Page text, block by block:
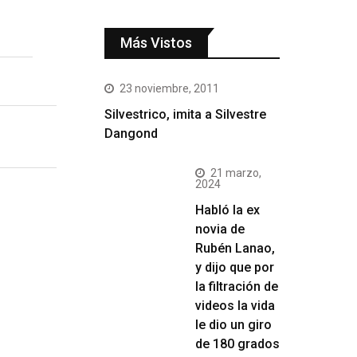
Más Vistos
23 noviembre, 2011
Silvestrico, imita a Silvestre
Dangond
21 marzo,
2024
Habló la ex
novia de
Rubén Lanao,
y dijo que por
la filtración de
videos la vida
le dio un giro
de 180 grados